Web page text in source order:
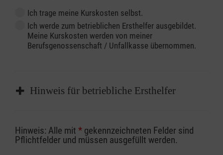
Ich trage meine Kurskosten selbst.
Ich werde zum betrieblichen Ersthelfer ausgebildet.
Meine Kurskosten werden von meiner
Berufsgenossenschaft / Unfallkasse übernommen.
Hinweis für betriebliche Ersthelfer
Sofern Sie ein Kostenübernahmeverfahren
Ihrer Berufsgenossenschaft / Unfallkasse
Hinweis: Alle mit * gekennzeichneten Felder sind
Pflichtfelder und müssen ausgefüllt werden.